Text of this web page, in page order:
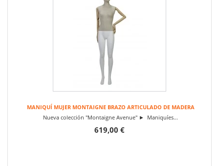
MANIQUÍ MUJER MONTAIGNE BRAZO ARTICULADO DE MADERA
Nueva colección "Montaigne Avenue" ► Maniquíes...
619,00 €